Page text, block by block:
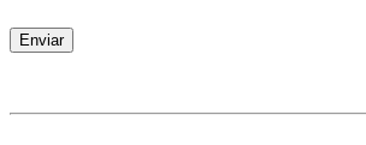
Enviar